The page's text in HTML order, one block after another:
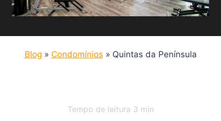
Blog » Condomínios » Quintas da Península
Tempo de leitura 3 min